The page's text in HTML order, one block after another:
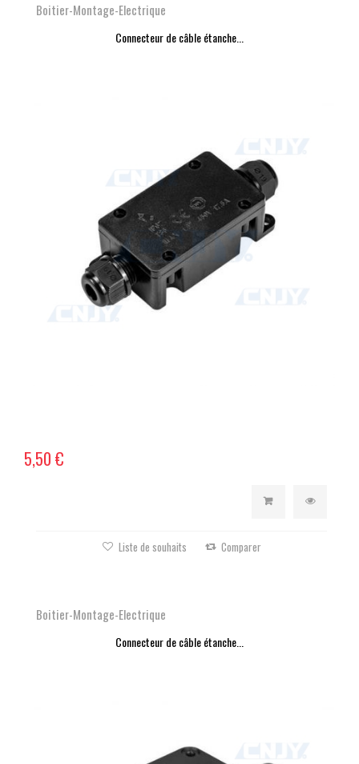
Boitier-Montage-Electrique
Connecteur de câble étanche...
5,50 €
Liste de souhaits Comparer
Boitier-Montage-Electrique
Connecteur de câble étanche...